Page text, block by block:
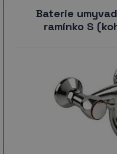
Baterie
ramínko S